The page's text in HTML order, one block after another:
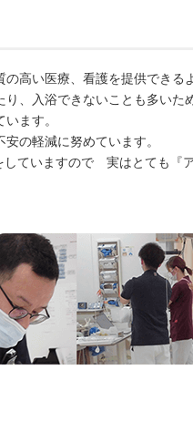
高い医療、看護を提供できる
、入浴できないことも多いた
ます。
の軽減に努めています。
していますので 実はとても『